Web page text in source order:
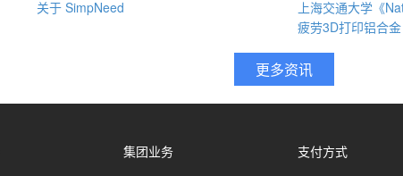
关于 SimpNeed
上海交通大学《
疲劳3D打印铝合金
集团业务 支付方式